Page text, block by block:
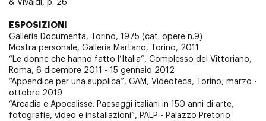
& Vivaldi, p. 26
ESPOSIZIONI
Galleria Documenta, Torino, 1975 (cat. opere n.9)
Mostra personale, Galleria Martano, Torino, 2011
“Le donne che hanno fatto l’Italia”, Complesso del Vittoriano,
Roma, 6 dicembre 2011 - 15 gennaio 2012
“Appendice per una supplica”, GAM, Videoteca, Torino, marzo -
ottobre 2019
“Arcadia e Apocalisse. Paesaggi italiani in 150 anni di arte,
fotografie, video e installazioni”, PALP - Palazzo Pretorio